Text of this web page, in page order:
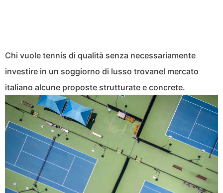
Chi vuole tennis di qualità senza necessariamente
investire in un soggiorno di lusso trovanel mercato
italiano alcune proposte strutturate e concrete.